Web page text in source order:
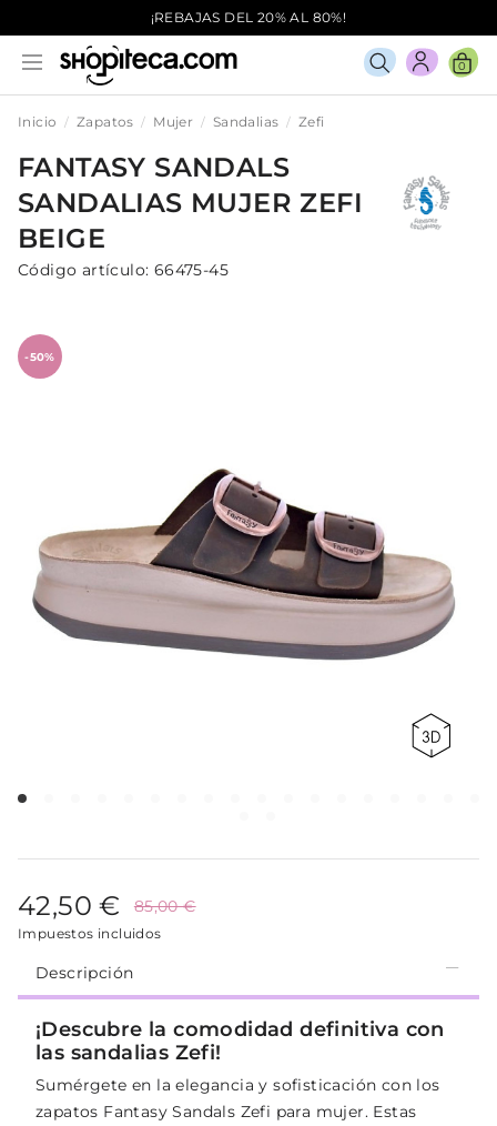
¡REBAJAS DEL 20% AL 80%!
0
Inicio Zapatos Mujer Sandalias Zefi
FANTASY SANDALS
SANDALIAS MUJER ZEFI
BEIGE
Código artículo: 66475-45
-50%
42,50 € 85,00 €
Impuestos incluidos
Descripción
¡Descubre la comodidad definitiva con
las sandalias Zefi!
Sumérgete en la elegancia y sofisticación con los
zapatos Fantasy Sandals Zefi para mujer. Estas